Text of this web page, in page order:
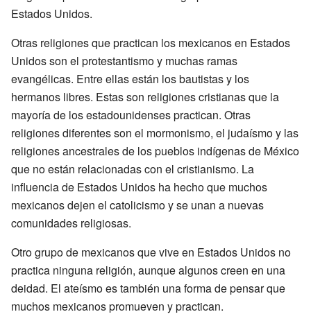
Estados Unidos.
Otras religiones que practican los mexicanos en Estados
Unidos son el protestantismo y muchas ramas
evangélicas. Entre ellas están los bautistas y los
hermanos libres. Estas son religiones cristianas que la
mayoría de los estadounidenses practican. Otras
religiones diferentes son el mormonismo, el judaísmo y las
religiones ancestrales de los pueblos indígenas de México
que no están relacionadas con el cristianismo. La
influencia de Estados Unidos ha hecho que muchos
mexicanos dejen el catolicismo y se unan a nuevas
comunidades religiosas.
Otro grupo de mexicanos que vive en Estados Unidos no
practica ninguna religión, aunque algunos creen en una
deidad. El ateísmo es también una forma de pensar que
muchos mexicanos promueven y practican.